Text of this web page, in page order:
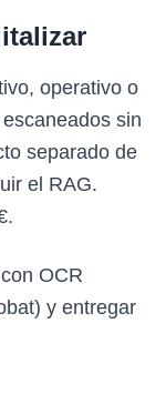
operativo o
sin
separado de
el RAG.
OCR
y entregar